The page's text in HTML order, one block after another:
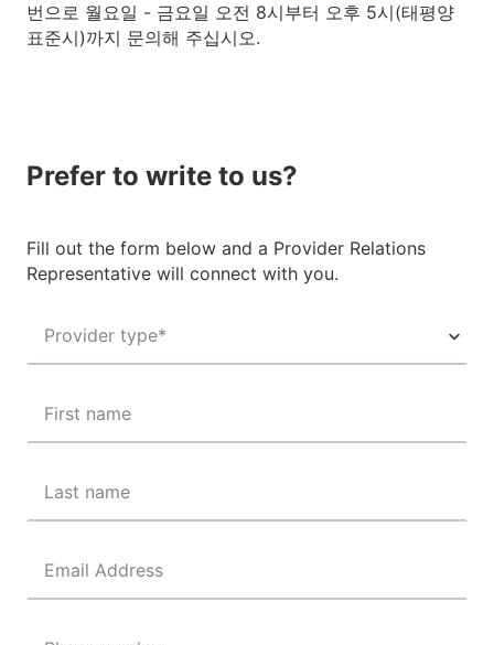
번으로 월요일 - 금요일 오전 8시부터 오후 5시(태평양
표준시)까지 문의해 주십시오.
Prefer to write to us?
Fill out the form below and a Provider Relations
Representative will connect with you.
Provider type*
First name
Last name
Email Address